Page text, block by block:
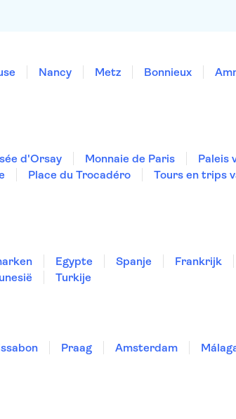
Nancy Metz Bonnieux
d'Orsay Monnaie de Paris Paleis
Place du Trocadéro Tours en trips
Egypte Spanje Frankrijk
Turkije
Praag Amsterdam